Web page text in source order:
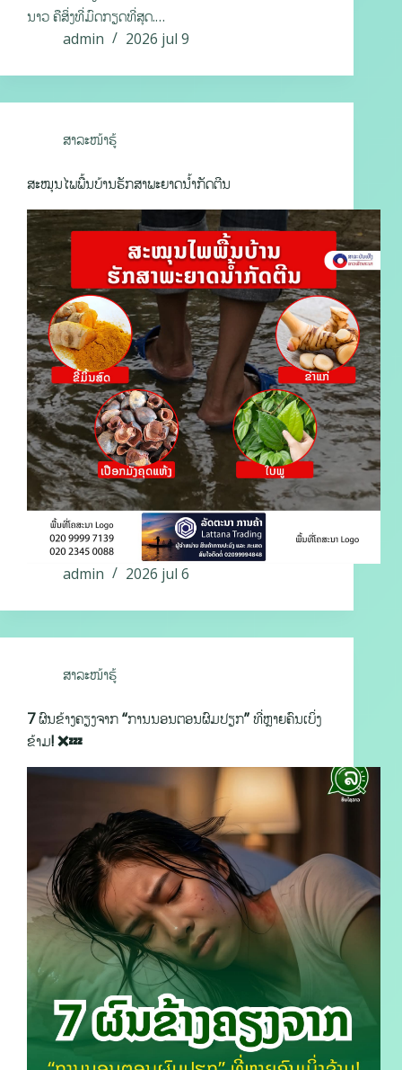
ນາວ ຄືສິ່ງທີ່ມົດກຽດທີ່ສຸດ.…
admin
2026 jul 9
ສາລະໜ້າຮູ້
ສະໝຸນໄພພື້ນບ້ານຮັກສາພະຍາດນໍ້າກັດຕີນ
admin 2026 jul 6
ສາລະໜ້າຮູ້
7 ຜົນຂ້າງຄຽງຈາກ “ການນອນຕອນຜົມປຽກ” ທີ່ຫຼາຍຄົນເບິ່ງ
ຂ້າມ! ❌💤